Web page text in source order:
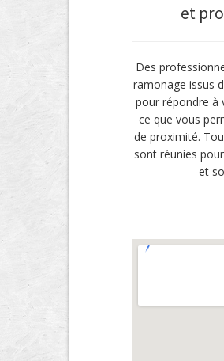
et
Des
ramonage issus
pour répondre à
ce que vous
de proximité.
sont réunies
et